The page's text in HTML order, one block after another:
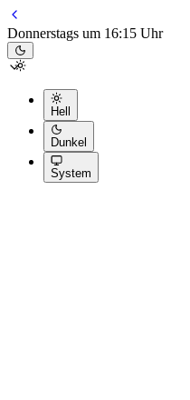
Donnerstags um 16:15 Uhr
Hell
Dunkel
System